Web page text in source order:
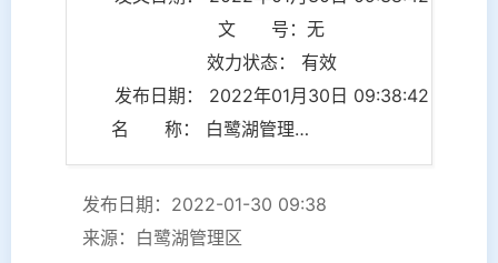
文 号：无
效力状态： 有效
发布日期： 2022年01月30日 09:38:42
名 称： 白鹭湖管理区2022年财政预算表
发布日期：2022-01-30 09:38
来源：白鹭湖管理区